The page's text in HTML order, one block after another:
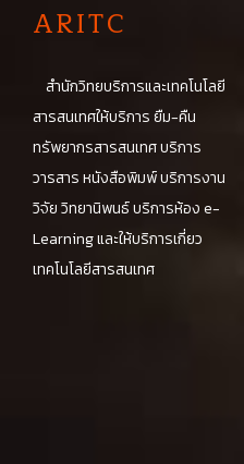
ARITC
สำนักวิทยบริการและเทคโนโลยี
สารสนเทศให้บริการ ยืม-คืน
ทรัพยากรสารสนเทศ บริการ
วารสาร หนังสือพิมพ์ บริการงาน
วิจัย วิทยานิพนธ์ บริการห้อง e-
Learning และให้บริการเกี่ยว
เทคโนโลยีสารสนเทศ